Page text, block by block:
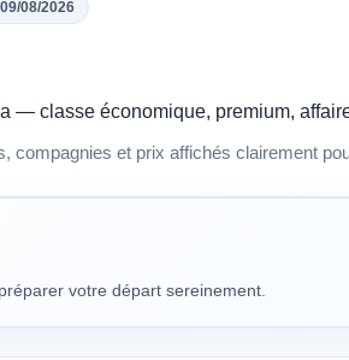
08/2026
— classe économique, premium,
compagnies et prix affichés clairement
votre départ sereinement.